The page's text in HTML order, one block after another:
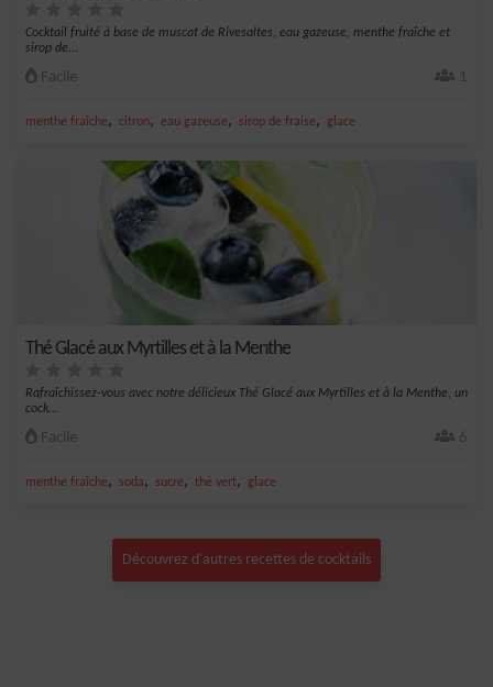
Cocktail fruité à base de muscat de Rivesaltes, eau gazeuse, menthe fraîche et
sirop de...
Facile 1
menthe fraîche, citron, eau gazeuse, sirop de fraise, glace
Thé Glacé aux Myrtilles et à la Menthe
Rafraîchissez-vous avec notre délicieux Thé Glacé aux Myrtilles et à la Menthe, un
cock...
Facile 6
menthe fraîche, soda, sucre, thé vert, glace
Découvrez d'autres recettes de cocktails